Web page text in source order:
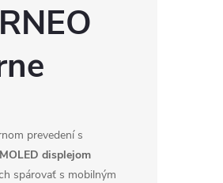
prevedení s
displejom
spárovať s mobilným